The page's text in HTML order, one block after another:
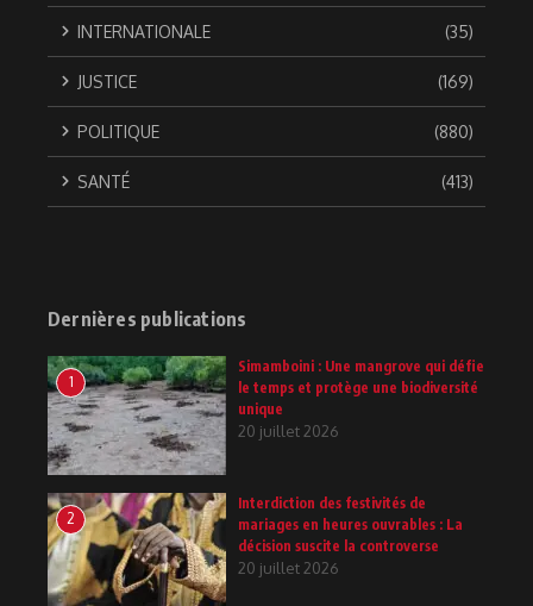
INTERNATIONALE (35)
JUSTICE (169)
POLITIQUE (880)
SANTÉ (413)
Dernières publications
1
Simamboini : Une mangrove qui défie
le temps et protège une biodiversité
unique
20 juillet 2026
2
Interdiction des festivités de
mariages en heures ouvrables : La
décision suscite la controverse
20 juillet 2026